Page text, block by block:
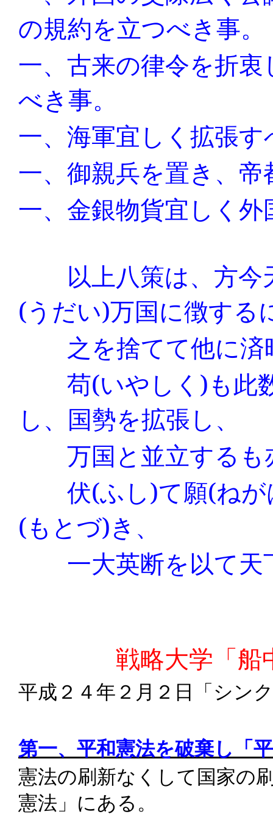
の規約を立つべき事。
一、古来の律令を折
べき事。
一、海軍宜しく拡張す
一、御親兵を置き、
一、金銀物貨宜しく
以上八策は、方今
(うだい)万国に徴する
之を捨てて他に済
苟(いやしく )も此
し、国勢を拡張し、
万国と並立するも
伏(ふし)て願(ね
(もとづ)き、
一大英断を以て天
戦略大学「船中
平成２４年２月２日「シン
第一、平和憲法を破棄し「
憲法の刷新なくして国家の
憲法」にある。